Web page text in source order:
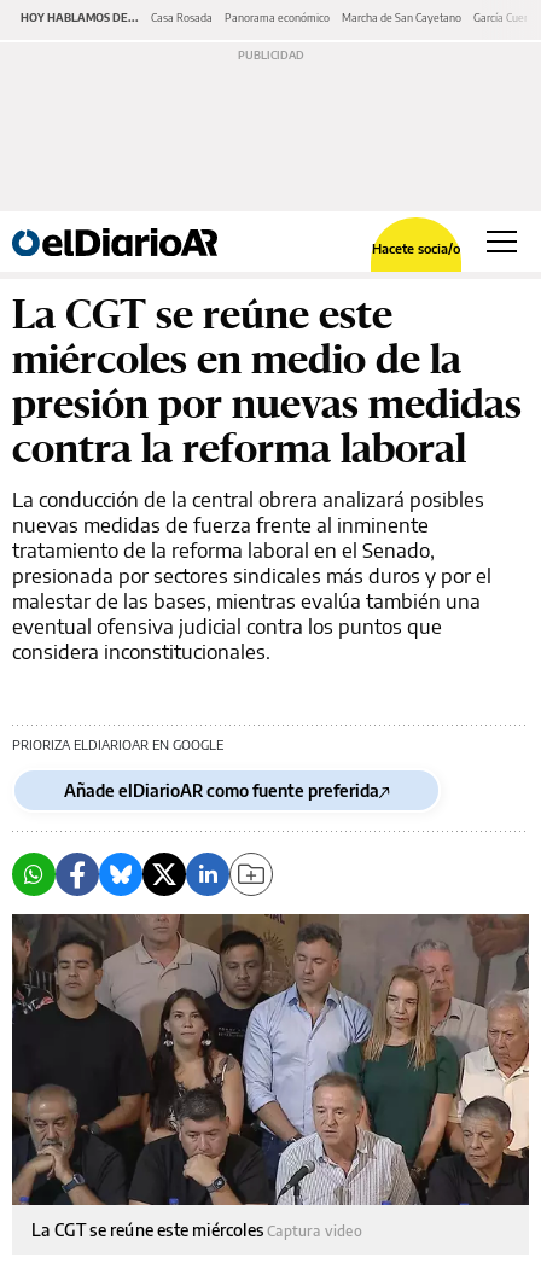
HOY HABLAMOS DE... Casa Rosada Panorama económico Marcha de San Cayetano García Cuerva
Hacete socia/o
La CGT se reúne este
miércoles en medio de la
presión por nuevas medidas
contra la reforma laboral
La conducción de la central obrera analizará posibles
nuevas medidas de fuerza frente al inminente
tratamiento de la reforma laboral en el Senado,
presionada por sectores sindicales más duros y por el
malestar de las bases, mientras evalúa también una
eventual ofensiva judicial contra los puntos que
considera inconstitucionales.
PRIORIZA ELDIARIOAR EN GOOGLE
Añade elDiarioAR como fuente preferida
La CGT se reúne este miércolesCaptura video